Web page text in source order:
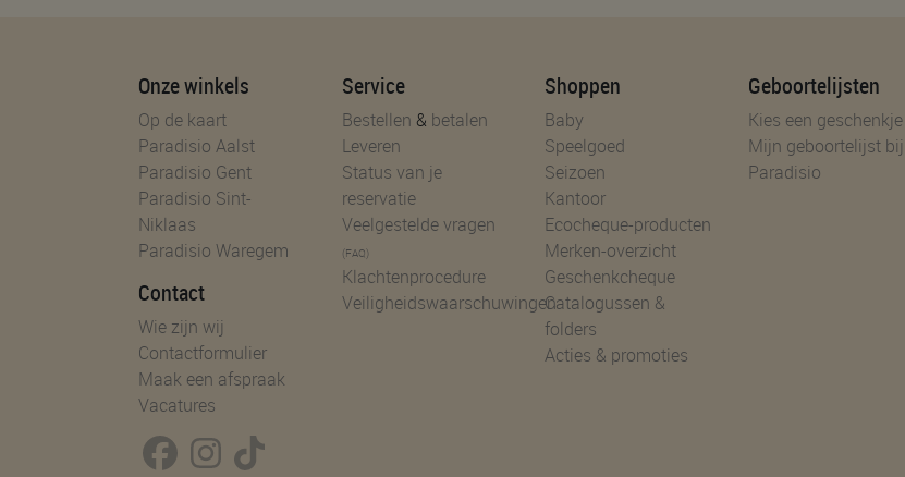
Onze winkels
Op de kaart
Paradisio Aalst
Paradisio Gent
Paradisio Sint-
Niklaas
Paradisio Waregem
Contact
Wie zijn wij
Contactformulier
Maak een afspraak
Vacatures
Service
Bestellen & betalen
Leveren
Status van je
reservatie
Veelgestelde vragen
(FAQ)
Klachtenprocedure
Veiligheidswaarschuwingen
Shoppen
Baby
Speelgoed
Seizoen
Kantoor
Ecocheque-producten
Merken-overzicht
Geschenkcheque
Catalogussen &
folders
Acties & promoties
Geboortelijsten
Kies een geschenkje
Mijn geboortelijst bij
Paradisio